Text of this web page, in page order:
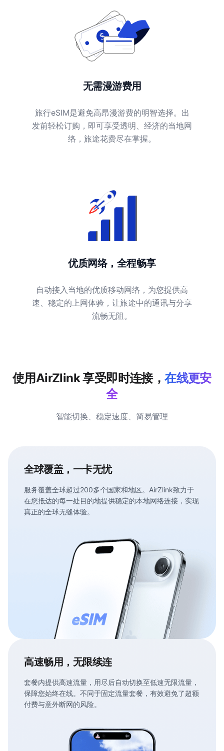
无需漫游费用
旅行eSIM是避免高昂漫游费的明智选择。出
发前轻松订购，即可享受透明、经济的当地网
络，旅途花费尽在掌握。
优质网络，全程畅享
自动接入当地的优质移动网络，为您提供高
速、稳定的上网体验，让旅途中的通讯与分享
流畅无阻。
使用AirZlink 享受即时连接，在线更安
全
智能切换、稳定速度、简易管理
全球覆盖，一卡无忧
服务覆盖全球超过200多个国家和地区。AirZlink致力于
在您抵达的每一处目的地提供稳定的本地网络连接，实现
真正的全球无缝体验。
高速畅用，无限续连
套餐内提供高速流量，用尽后自动切换至低速无限流量，
保障您始终在线。不同于固定流量套餐，有效避免了超额
付费与意外断网的风险。